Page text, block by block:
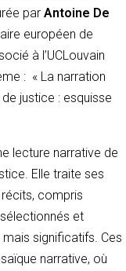
parAntoine De
européen de
à l’UCLouvain
: « La narration
justice : esquisse
lecture narrative de
Elle traite ses
compris
et
significatifs. Ces
narrative, où